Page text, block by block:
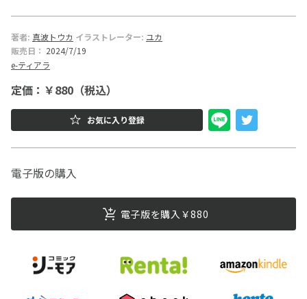
著者: 真波トウカ イラストレーター: ユカ
販売日： 2024/7/19
e-ティアラ
定価：￥880（税込）
お気に入り登録
電子版の購入
電子版を購入￥880